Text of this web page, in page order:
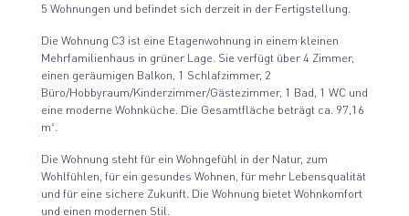
5 Wohnungen und befindet sich derzeit in der Fertigstellung.
Die Wohnung C3 ist eine Etagenwohnung in einem kleinen
Mehrfamilienhaus in grüner Lage. Sie verfügt über 4 Zimmer,
einen geräumigen Balkon, 1 Schlafzimmer, 2
Büro/Hobbyraum/Kinderzimmer/Gästezimmer, 1 Bad, 1 WC und
eine moderne Wohnküche. Die Gesamtfläche beträgt ca. 97,16
m².
Die Wohnung steht für ein Wohngefühl in der Natur, zum
Wohlfühlen, für ein gesundes Wohnen, für mehr Lebensqualität
und für eine sichere Zukunft. Die Wohnung bietet Wohnkomfort
und einen modernen Stil.